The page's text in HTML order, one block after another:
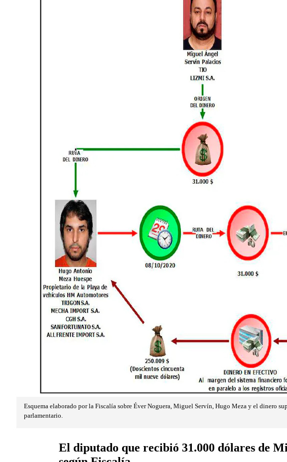
Esquema elaborado por la Fiscalía sobre Éver Noguera, Miguel Servín, Hugo Meza y el dinero
parlamentario.
El diputado que recibió 31.000 dólares de